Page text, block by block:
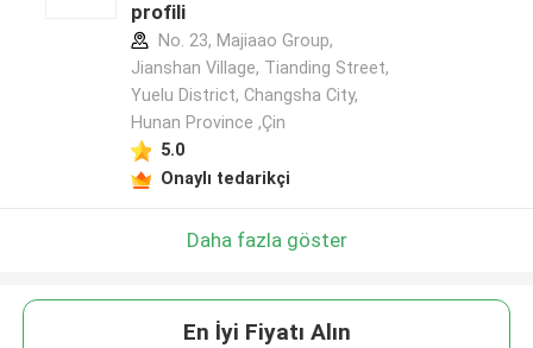
profili
No. 23, Majiaao Group,
Jianshan Village, Tianding Street,
Yuelu District, Changsha City,
Hunan Province ,Çin
5.0
Onaylı tedarikçi
Daha fazla göster
En İyi Fiyatı Alın